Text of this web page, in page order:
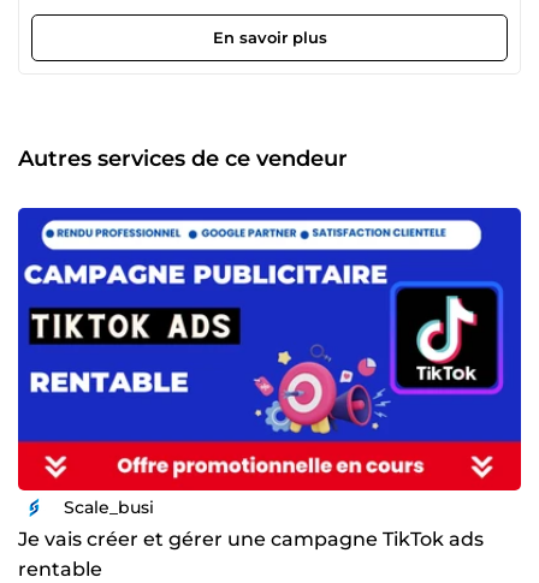
intervenons en tant que consultant marketing,media
buyer, développeur web, copywriter, rédacteur SEO,
créateur de site web avec CMS comme WordPress, etc
confiez votre mission, votre mission devient la nôtre. Et
c’est avec cette philosophie que nous satisfaisons nos
juste après notre lancement hors de comeup. Notre
figurante succès après notre lancement est grâce à notre
travaille acharnés en internes, sans oublier la satisfaction
clientèle dont chaque membre de l’équipe avait fait
preuve (expériences) avant la constitution de scale_busi .
Ainsi, notre regroupement se révèle comme un hyper
atout pour n’importe quelles entreprises ou marques.
Inscrit nouvellement sur comeup, scale busi poursuit
comme objectif de vous aider dans tous vos projets
marketing. Scale busi, votre partenaire de réussite digitale
En savoir plus
Autres services de ce vendeur
Scale_busi
Je vais créer et gérer une campagne TikTok ads
rentable